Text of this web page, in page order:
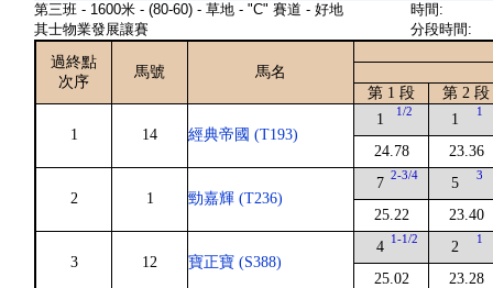
第三班 - 1600米 - (80-60) - 草地 - "C" 賽道 - 好地
其士物業發展讓賽
時間:
分段時間:
過終點
次序
馬號
馬名
第 1 段
第 2 段
1 14 經典帝國 (T193)
1 1/2
24.78
1 1
23.36
2 1 勁嘉輝 (T236)
7 2-3/4
25.22
5 3
23.40
3 12 寶正寶 (S388)
4 1-1/2
25.02
2 1
23.28